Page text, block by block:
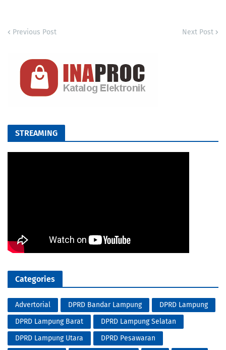
Previous Post Next Post
STREAMING
Categories
Advertorial DPRD Bandar Lampung
DPRD Lampung
DPRD Lampung Barat
DPRD Lampung Selatan
DPRD Lampung Utara
DPRD Pesawaran